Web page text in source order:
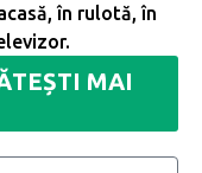
în rulotă, în
MAI